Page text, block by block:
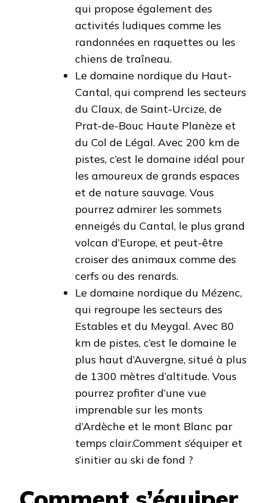
qui propose également des
activités ludiques comme les
randonnées en raquettes ou les
chiens de traîneau.
Le domaine nordique du Haut-
Cantal, qui comprend les secteurs
du Claux, de Saint-Urcize, de
Prat-de-Bouc Haute Planèze et
du Col de Légal. Avec 200 km de
pistes, c’est le domaine idéal pour
les amoureux de grands espaces
et de nature sauvage. Vous
pourrez admirer les sommets
enneigés du Cantal, le plus grand
volcan d’Europe, et peut-être
croiser des animaux comme des
cerfs ou des renards.
Le domaine nordique du Mézenc,
qui regroupe les secteurs des
Estables et du Meygal. Avec 80
km de pistes, c’est le domaine le
plus haut d’Auvergne, situé à plus
de 1300 mètres d’altitude. Vous
pourrez profiter d’une vue
imprenable sur les monts
d’Ardèche et le mont Blanc par
temps clair.Comment s’équiper et
s’initier au ski de fond ?